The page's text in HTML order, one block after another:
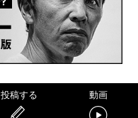
投稿する 動画